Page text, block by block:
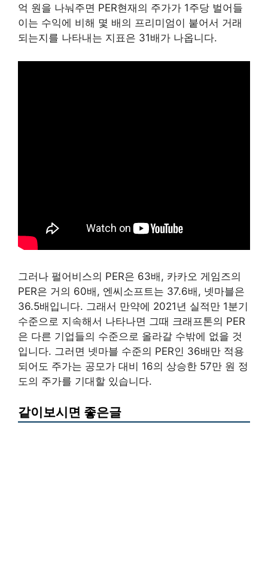
억 원을 나눠주면 PER현재의 주가가 1주당 벌어들
이는 수익에 비해 몇 배의 프리미엄이 붙어서 거래
되는지를 나타내는 지표은 31배가 나옵니다.
그러나 펄어비스의 PER은 63배, 카카오 게임즈의
PER은 거의 60배, 엔씨소프트는 37.6배, 넷마블은
36.5배입니다. 그래서 만약에 2021년 실적만 1분기
수준으로 지속해서 나타나면 그때 크래프톤의 PER
은 다른 기업들의 수준으로 올라갈 수밖에 없을 것
입니다. 그러면 넷마블 수준의 PER인 36배만 적용
되어도 주가는 공모가 대비 16의 상승한 57만 원 정
도의 주가를 기대할 있습니다.
같이보시면 좋은글